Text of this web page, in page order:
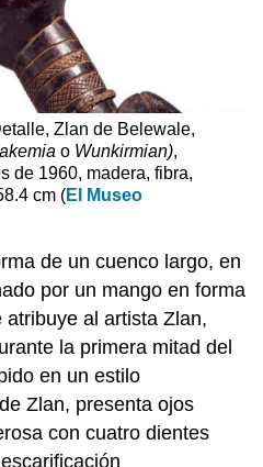
Zlan de Belewale,
o Wunkirmian),
de 1960, madera, fibra,
cm (El Museo
de un cuenco largo, en
por un mango en forma
al artista Zlan,
la primera mitad del
en un estilo
Zlan, presenta ojos
con cuatro dientes